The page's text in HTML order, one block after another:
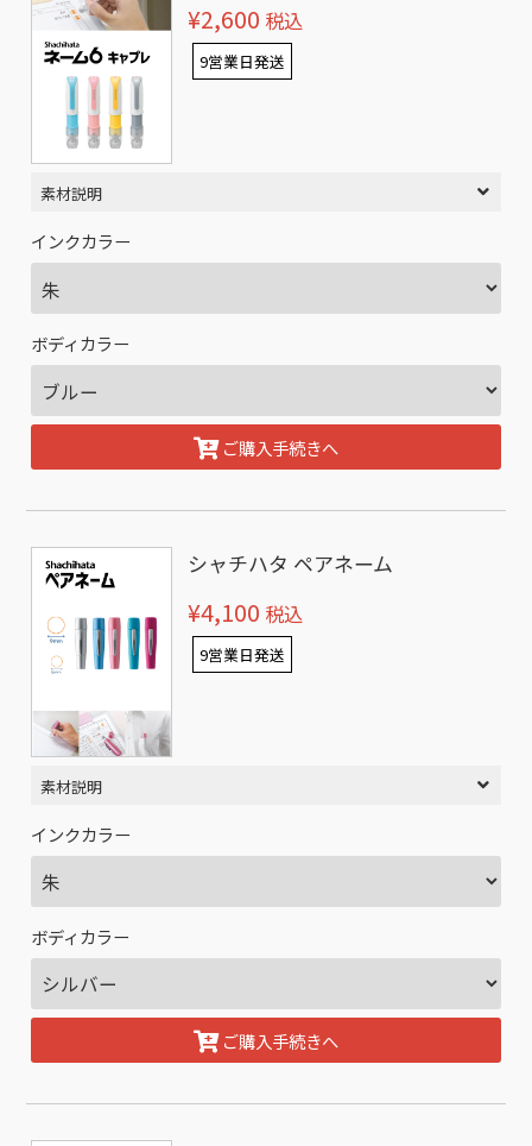
¥2,600 税込
9営業日発送
素材説明
インクカラー
ボディカラー
ご購入手続きへ
シャチハタ ペアネーム
¥4,100 税込
9営業日発送
素材説明
インクカラー
ボディカラー
ご購入手続きへ